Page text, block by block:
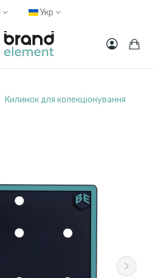
Укр
Килимок для колекціонування